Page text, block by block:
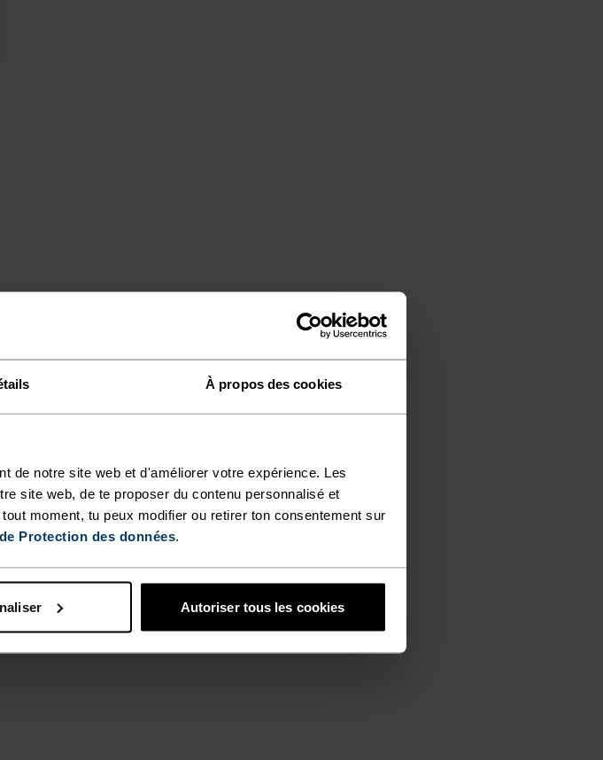
À propos des cookies
de notre site web et d'améliorer votre expérience. Les
site web, de te proposer du contenu personnalisé et
moment, tu peux modifier ou retirer ton consentement sur
Protection des données.
Autoriser tous les cookies